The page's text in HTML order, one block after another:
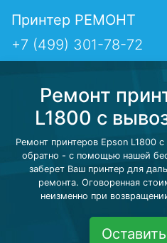
Принтер РЕМОНТ
+7 (499) 301-78-72
Ремонт
L1800 с
Ремонт принтеров Epson L1800
обратно - с помощью нашей
заберет Ваш принтер для
ремонта. Оговоренная
неизменно при